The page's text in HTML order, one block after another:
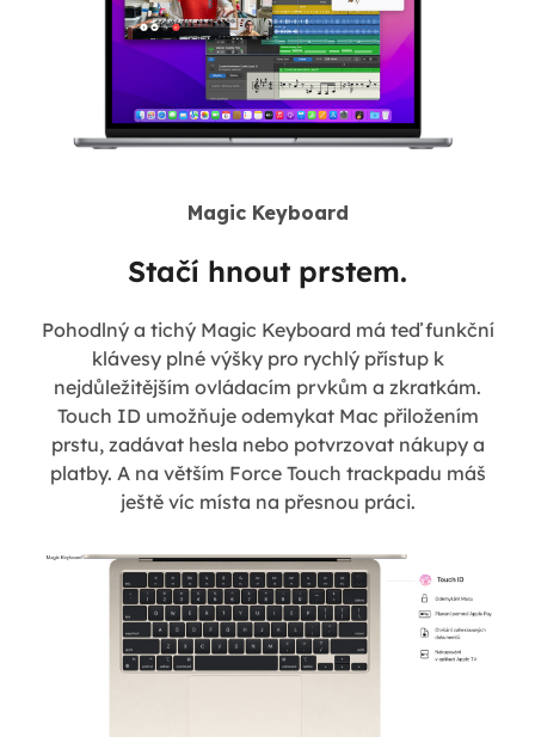
Magic Keyboard
Stačí hnout prstem.
Pohodlný a tichý Magic Keyboard má teď funkční
klávesy plné výšky pro rychlý přístup k
nejdůležitějším ovládacím prvkům a zkratkám.
Touch ID umožňuje odemykat Mac přiložením
prstu, zadávat hesla nebo potvrzovat nákupy a
platby. A na větším Force Touch trackpadu máš
ještě víc místa na přesnou práci.